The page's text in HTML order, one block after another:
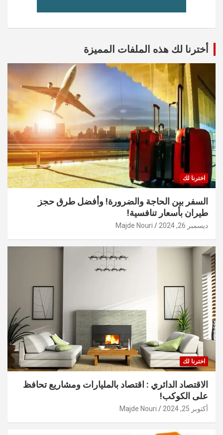
أخترنا لك هذه الملفات المميزة
اخترنا لك
السفر بين الحاجة والضرورة! وأفضل طرق حجز
طيران بأسعار تنافسية!
ديسمبر 26, 2024 Majde Nouri
اخترنا لك
الاقتصاد الدائري : اقتصاد بالمليارات ومشاريع تحافظ
على الكوكب!
أكتوبر 25, 2024 Majde Nouri